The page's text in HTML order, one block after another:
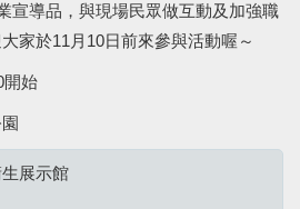
宣導品，與現場民眾做互動及加強職
家於11月10日前來參與活動喔～
開始
展示館